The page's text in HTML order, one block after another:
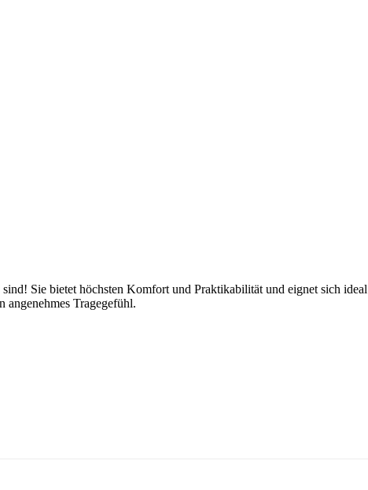
Sie bietet höchsten Komfort und Praktikabilität und eignet sich
angenehmes Tragegefühl.